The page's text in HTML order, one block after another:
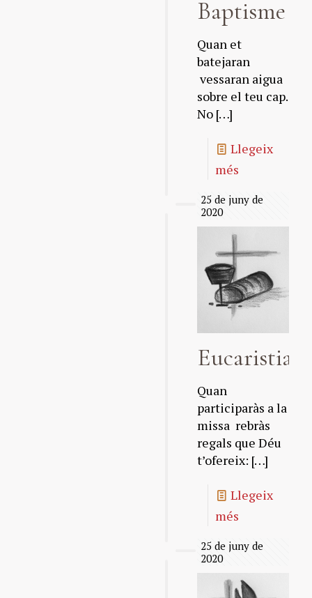
Baptisme
Quan et
batejaran
vessaran aigua
sobre el teu cap.
No […]
Llegeix
més
25 de juny de
2020
Eucaristia
Quan
participaràs a la
missa rebràs
regals que Déu
t’ofereix: […]
Llegeix
més
25 de juny de
2020